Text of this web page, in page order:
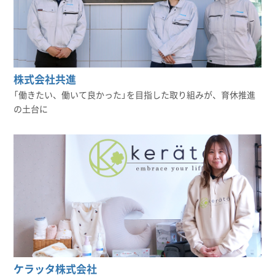
株式会社共進
「働きたい、働いて良かった」を目指した取り組みが、育休推進
の土台に
ケラッタ株式会社